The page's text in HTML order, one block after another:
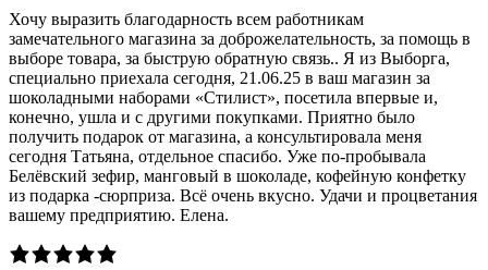
Хочу выразить благодарность всем работникам
замечательного магазина за доброжелательность, за помощь в
выборе товара, за быструю обратную связь.. Я из Выборга,
специально приехала сегодня, 21.06.25 в ваш магазин за
шоколадными наборами «Стилист», посетила впервые и,
конечно, ушла и с другими покупками. Приятно было
получить подарок от магазина, а консультировала меня
сегодня Татьяна, отдельное спасибо. Уже по-пробывала
Белёвский зефир, манговый в шоколаде, кофейную конфетку
из подарка -сюрприза. Всё очень вкусно. Удачи и процветания
вашему предприятию. Елена.